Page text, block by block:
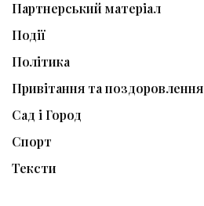
Партнерський матеріал
Події
Політика
Привітання та поздоровлення
Сад і Город
Спорт
Тексти